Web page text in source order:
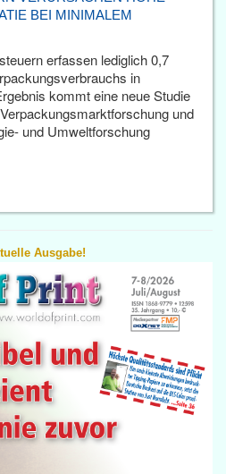
BEI MINIMALEM
erfassen lediglich 0,7
in
kommt eine neue Studie
und
und Umweltforschung
Ausgabe!